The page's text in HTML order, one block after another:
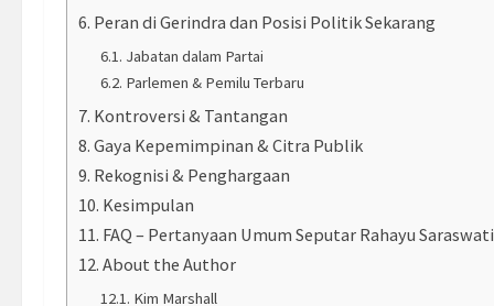
Peran di Gerindra dan Posisi Politik Sekarang
Jabatan dalam Partai
Parlemen & Pemilu Terbaru
Kontroversi & Tantangan
Gaya Kepemimpinan & Citra Publik
Rekognisi & Penghargaan
Kesimpulan
FAQ – Pertanyaan Umum Seputar Rahayu Saraswati
About the Author
Kim Marshall